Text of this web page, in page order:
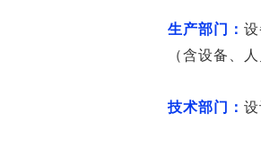
生产部门：
（含设备、
技术部门：